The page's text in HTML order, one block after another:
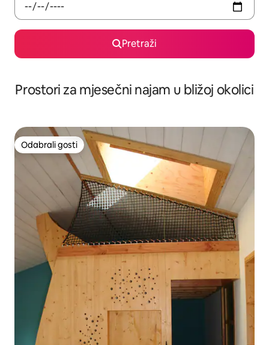
Pretraži
Prostori za mjesečni najam u bližoj okolici
Odabrali gosti
Odabrali gosti